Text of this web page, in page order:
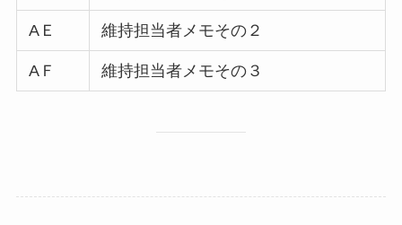
AＥ 維持担当者メモその２
AＦ 維持担当者メモその３